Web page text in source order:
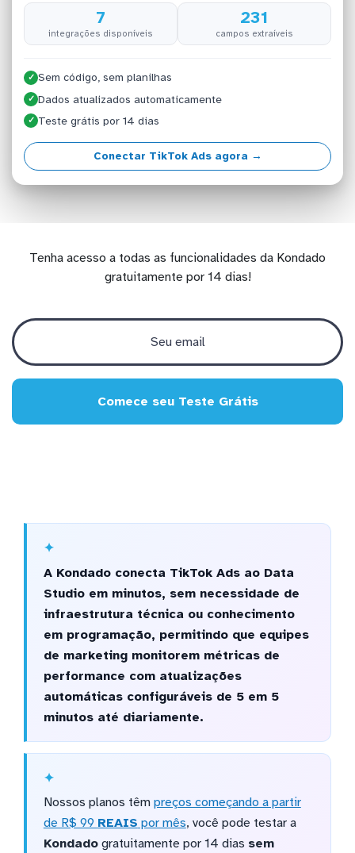
7
integrações disponíveis
231
campos extraíveis
✓ Sem código, sem planilhas
✓ Dados atualizados automaticamente
✓ Teste grátis por 14 dias
Conectar TikTok Ads agora →
Tenha acesso a todas as funcionalidades da Kondado
gratuitamente por 14 dias!
Comece seu Teste Grátis
A Kondado conecta TikTok Ads ao Data
Studio em minutos, sem necessidade de
infraestrutura técnica ou conhecimento
em programação, permitindo que equipes
de marketing monitorem métricas de
performance com atualizações
automáticas configuráveis de 5 em 5
minutos até diariamente.
Nossos planos têm preços começando a partir
de R$ 99 REAIS por mês, você pode testar a
Kondadogratuitamente por 14 dias sem